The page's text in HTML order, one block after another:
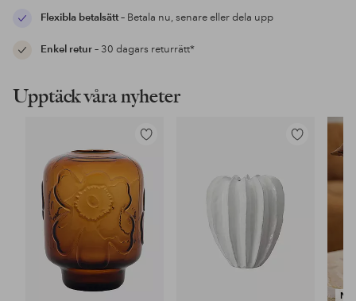
Flexibla betalsätt– Betala nu, senare eller dela upp
Enkel retur– 30 dagars returrätt*
Upptäck våra nyheter
Lägg
i
favoriter
Lägg